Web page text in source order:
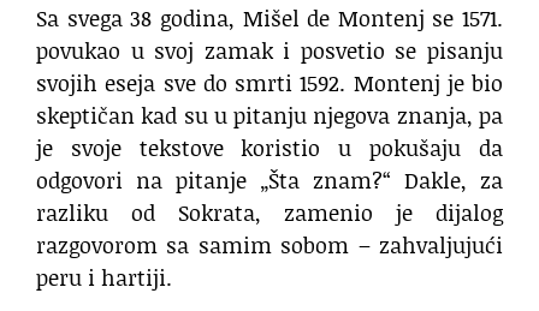
Sa svega 38 godina, Mišel de Montenj se 1571.
povukao u svoj zamak i posvetio se pisanju
svojih eseja sve do smrti 1592. Montenj je bio
skeptičan kad su u pitanju njegova znanja, pa
je svoje tekstove koristio u pokušaju da
odgovori na pitanje „Šta znam?“ Dakle, za
razliku od Sokrata, zamenio je dijalog
razgovorom sa samim sobom – zahvaljujući
peru i hartiji.